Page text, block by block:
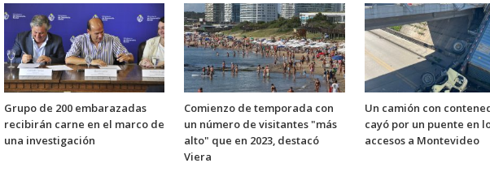
Grupo de 200 embarazadas
recibirán carne en el marco de
una investigación
Comienzo de temporada con
un número de visitantes "más
alto" que en 2023, destacó
Viera
Un camión con
cayó por un puente en
accesos a Montevideo